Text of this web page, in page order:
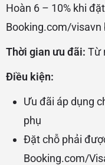
Hoàn 6 – 10% khi
Booking.com/visavn
Thời gian ưu đãi: Từ
Điều kiện:
Ưu đãi áp dụng
phụ
Đặt chỗ phải
Booking.com/